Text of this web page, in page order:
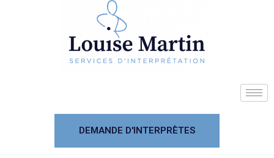
DEMANDE D'INTERPRÈTES